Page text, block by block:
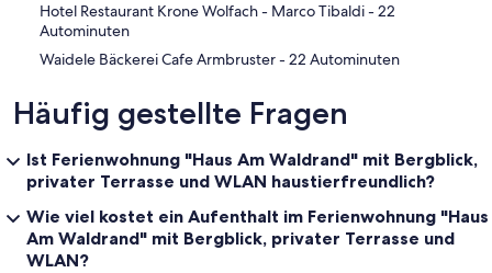
‪Hotel Restaurant Krone Wolfach - Marco Tibaldi - ‬22
Autominuten
‪Waidele Bäckerei Cafe Armbruster - ‬22 Autominuten
Häufig gestellte Fragen
Ist Ferienwohnung "Haus Am Waldrand" mit Bergblick,
privater Terrasse und WLAN haustierfreundlich?
Wie viel kostet ein Aufenthalt im Ferienwohnung "Haus
Am Waldrand" mit Bergblick, privater Terrasse und
WLAN?